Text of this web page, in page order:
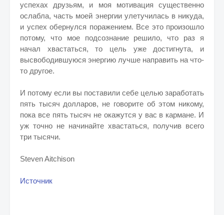
успехах друзьям, и моя мотивация существенно
ослабла, часть моей энергии улетучилась в никуда,
и успех обернулся поражением. Все это произошло
потому, что мое подсознание решило, что раз я
начал хвастаться, то цель уже достигнута, и
высвободившуюся энергию лучше направить на что-
то другое.
И потому если вы поставили себе целью заработать
пять тысяч долларов, не говорите об этом никому,
пока все пять тысяч не окажутся у вас в кармане. И
уж точно не начинайте хвастаться, получив всего
три тысячи.
Steven Aitchison
Источник